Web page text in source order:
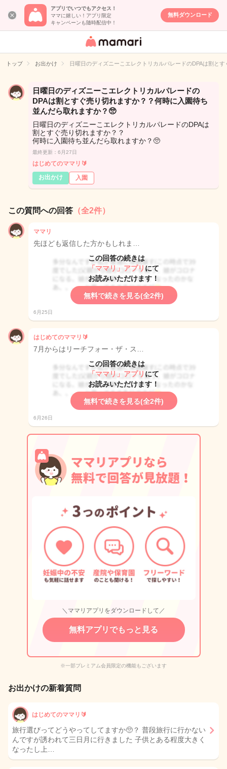
アプリでいつでもアクセス！
ママに嬉しい！アプリ限定
キャンペーンも随時配信中！
無料ダウンロード
女性専用匿名QA
イト
トップ お出かけ 日曜日のディズニーこエレクトリカルパレードのDPAは割と
日曜日のディズニーこエレクトリカルパレードの
DPAは割とすぐ売り切れますか？？何時に入園待ち
並んだら取れますか？🥺
日曜日のディズニーこエレクトリカルパレードのDPAは
割とすぐ売り切れますか？？
何時に入園待ち並んだら取れますか？🥺
最終更新：6月27日
はじめてのママリ🔰
お出かけ
入園
この質問への回答 （全2件）
ママリ
先ほども返信した方かもしれま…
この回答の続きは
「ママリ」アプリ にて
お読みいただけます！
無料で続きを見る(全2件)
6月25日
はじめてのママリ🔰
7月からはリーチフォー・ザ・ス…
この回答の続きは
「ママリ」アプリ にて
お読みいただけます！
無料で続きを見る(全2件)
6月26日
＼ママリアプリをダウンロードして／
無料アプリでもっと見る
※一部プレミアム会員限定の機能もございます
お出かけの新着質問
はじめてのママリ🔰
旅行選びってどうやってしてますか🥺？ 普段旅行に行かない
んですが誘われて三日月に行きました 子供とある程度大きく
なったし上…